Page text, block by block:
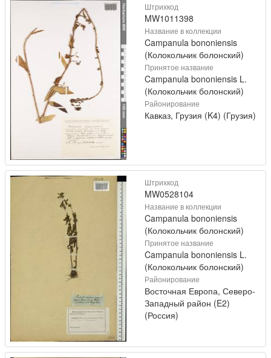
Штрихкод
MW1011398
Название в коллекции
Campanula bononiensis
(Колокольчик болонский)
Принятое название
Campanula bononiensis L.
(Колокольчик болонский)
Районирование
Кавказ, Грузия (K4) (Грузия)
Штрихкод
MW0528104
Название в коллекции
Campanula bononiensis
(Колокольчик болонский)
Принятое название
Campanula bononiensis L.
(Колокольчик болонский)
Районирование
Восточная Европа, Северо-
Западный район (E2)
(Россия)